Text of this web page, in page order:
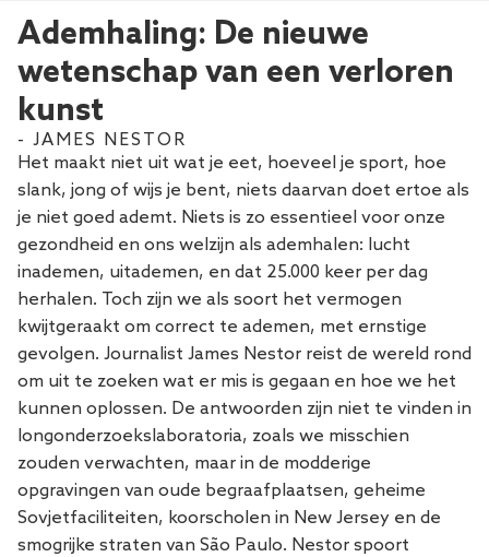
Ademhaling: De nieuwe
wetenschap van een verloren
kunst
- JAMES NESTOR
Het maakt niet uit wat je eet, hoeveel je sport, hoe
slank, jong of wijs je bent, niets daarvan doet ertoe als
je niet goed ademt. Niets is zo essentieel voor onze
gezondheid en ons welzijn als ademhalen: lucht
inademen, uitademen, en dat 25.000 keer per dag
herhalen. Toch zijn we als soort het vermogen
kwijtgeraakt om correct te ademen, met ernstige
gevolgen. Journalist James Nestor reist de wereld rond
om uit te zoeken wat er mis is gegaan en hoe we het
kunnen oplossen. De antwoorden zijn niet te vinden in
longonderzoekslaboratoria, zoals we misschien
zouden verwachten, maar in de modderige
opgravingen van oude begraafplaatsen, geheime
Sovjetfaciliteiten, koorscholen in New Jersey en de
smogrijke straten van São Paulo. Nestor spoort